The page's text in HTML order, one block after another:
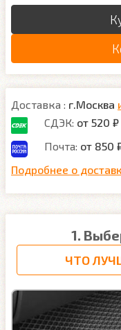
Доставка : г.Москва
СДЭК: от 520 ₽
Почта: от 850
Подробнее о
1.
ЧТО